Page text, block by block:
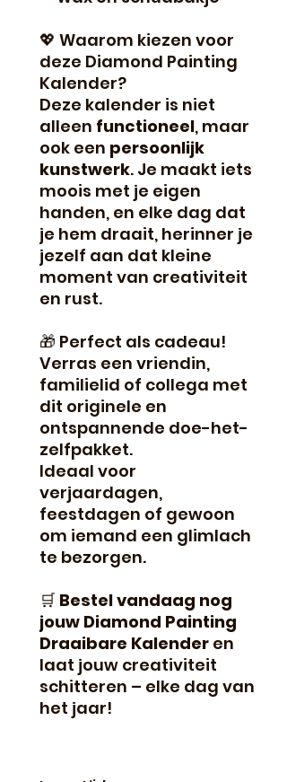
💖 Waarom kiezen voor
deze Diamond Painting
Kalender?
Deze kalender is niet
alleen functioneel, maar
ook een persoonlijk
kunstwerk. Je maakt iets
moois met je eigen
handen, en elke dag dat
je hem draait, herinner je
jezelf aan dat kleine
moment van creativiteit
en rust.
🎁 Perfect als cadeau!
Verras een vriendin,
familielid of collega met
dit originele en
ontspannende doe-het-
zelfpakket.
Ideaal voor
verjaardagen,
feestdagen of gewoon
om iemand een glimlach
te bezorgen.
🛒 Bestel vandaag nog
jouw Diamond Painting
Draaibare Kalender en
laat jouw creativiteit
schitteren – elke dag van
het jaar!